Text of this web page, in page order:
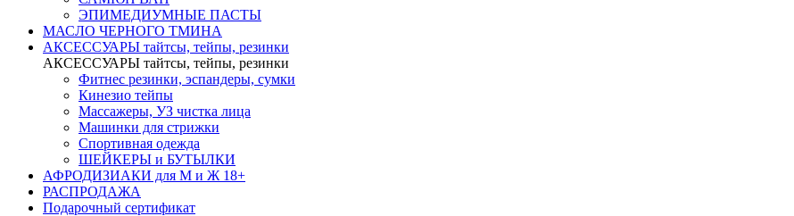
ЭПИМЕДИУМНЫЕ ПАСТЫ
МАСЛО ЧЕРНОГО ТМИНА
АКСЕССУАРЫ тайтсы, тейпы, резинки
АКСЕССУАРЫ тайтсы, тейпы, резинки
Фитнес резинки, эспандеры, сумки
Кинезио тейпы
Массажеры, УЗ чистка лица
Машинки для стрижки
Спортивная одежда
ШЕЙКЕРЫ и БУТЫЛКИ
АФРОДИЗИАКИ для М и Ж 18+
РАСПРОДАЖА
Подарочный сертификат